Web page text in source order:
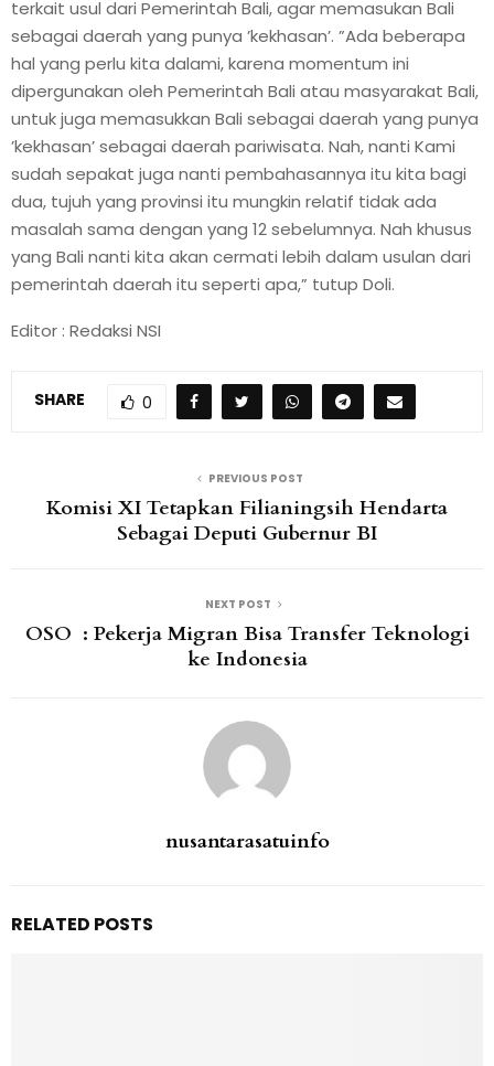
terkait usul dari Pemerintah Bali, agar memasukan Bali
sebagai daerah yang punya ’kekhasan’. ”Ada beberapa
hal yang perlu kita dalami, karena momentum ini
dipergunakan oleh Pemerintah Bali atau masyarakat Bali,
untuk juga memasukkan Bali sebagai daerah yang punya
’kekhasan’ sebagai daerah pariwisata. Nah, nanti Kami
sudah sepakat juga nanti pembahasannya itu kita bagi
dua, tujuh yang provinsi itu mungkin relatif tidak ada
masalah sama dengan yang 12 sebelumnya. Nah khusus
yang Bali nanti kita akan cermati lebih dalam usulan dari
pemerintah daerah itu seperti apa,” tutup Doli.
Editor : Redaksi NSI
SHARE 0
PREVIOUS POST
Komisi XI Tetapkan Filianingsih Hendarta
Sebagai Deputi Gubernur BI
NEXT POST
OSO : Pekerja Migran Bisa Transfer Teknologi
ke Indonesia
nusantarasatuinfo
RELATED POSTS